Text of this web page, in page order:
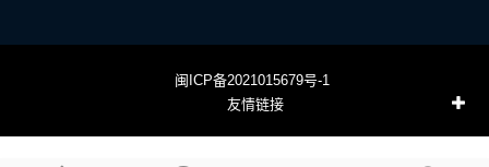
闽ICP备2021015679号-1
友情链接